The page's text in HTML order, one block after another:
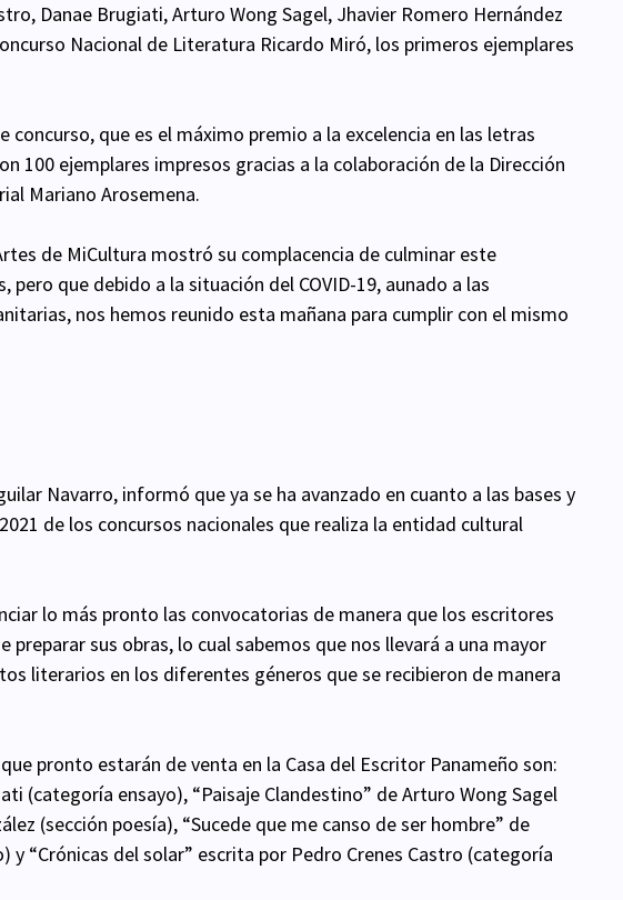
Danae Brugiati, Arturo Wong Sagel, Jhavier Romero Hernández
Nacional de Literatura Ricardo Miró, los primeros ejemplares
concurso, que es el máximo premio a la excelencia en las letras
100 ejemplares impresos gracias a la colaboración de la Dirección
Mariano Arosemena.
de MiCultura mostró su complacencia de culminar este
que debido a la situación del COVID-19, aunado a las
nos hemos reunido esta mañana para cumplir con el mismo
Navarro, informó que ya se ha avanzado en cuanto a las bases y
de los concursos nacionales que realiza la entidad cultural
lo más pronto las convocatorias de manera que los escritores
sus obras, lo cual sabemos que nos llevará a una mayor
literarios en los diferentes géneros que se recibieron de manera
pronto estarán de venta en la Casa del Escritor Panameño son:
(categoría ensayo), “Paisaje Clandestino” de Arturo Wong Sagel
(sección poesía), “Sucede que me canso de ser hombre” de
“Crónicas del solar” escrita por Pedro Crenes Castro (categoría